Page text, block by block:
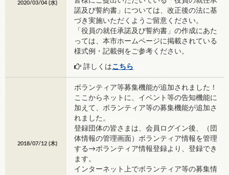
2020/03/04 (水)
諾及び誓約書」については、改正後の法に基
づき実施いただくようご留意ください。
「役員の就任承諾及び誓約書」の作成にあた
っては、本市ホームページに掲載されている
様式例・記載例をご参考ください。
詳しくはこちら
2018/07/12 (木)
ボランティア等募集機能が追加されました！
ここからネットに、イベント等の告知機能に
加えて、ボランティア等の募集機能が追加さ
れました。
登録団体の皆さまは、会員ログイン後、（団
体情報の管理画面）ボランティア情報を管理
する→ボランティア情報登録より、登録でき
ます。
インターネット上でボランティア等の募集情